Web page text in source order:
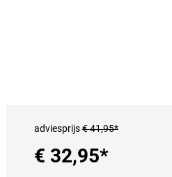
adviesprijs€ 41,95*
€ 32,95*